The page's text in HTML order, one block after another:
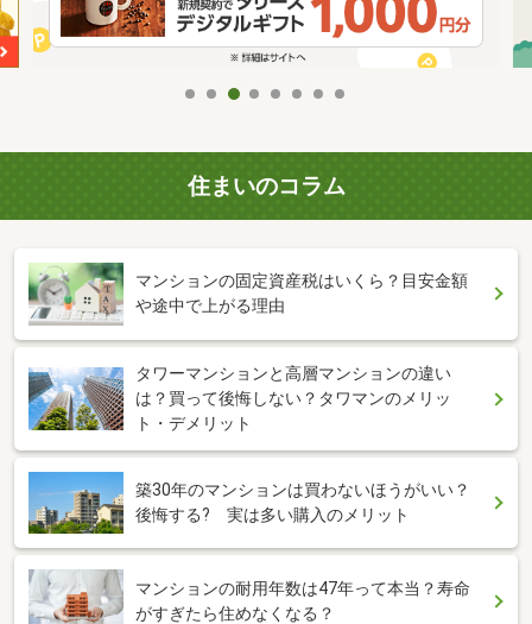
住まいのコラム
マンションの固定資産税はいくら？目安金額
や途中で上がる理由
タワーマンションと高層マンションの違い
は？買って後悔しない？タワマンのメリッ
ト・デメリット
築30年のマンションは買わないほうがいい？
後悔する? 実は多い購入のメリット
マンションの耐用年数は47年って本当？寿命
がすぎたら住めなくなる？